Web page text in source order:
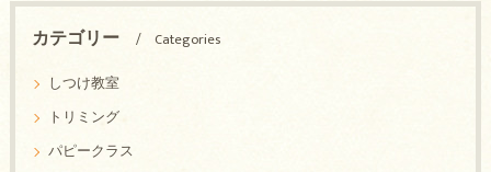
カテゴリー
Categories
しつけ教室
トリミング
パピークラス